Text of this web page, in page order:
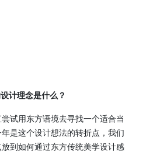
计理念是什么？
试用东方语境去寻找一个适合当
是这个设计想法的转折点，我们
到如何通过东方传统美学设计感